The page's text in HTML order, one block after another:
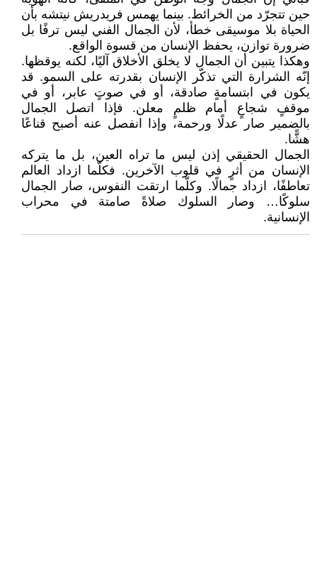
حين تتجرّد من الخرائط. بينما يهمس فريدريش نيتشه بأن
الحياة بلا موسيقى خطأ، لأن الجمال الفني ليس ترفًا بل
ضرورة توازن، يحفظ الإنسان من قسوة الواقع.
وهكذا يتبين أن الجمال لا يخلق الأخلاق آليًا، لكنه يوقظها.
إنّه الشرارة التي تذكّر الإنسان بقدرته على السمو. قد
يكون في ابتسامةٍ صادقة، أو في صوتٍ عابر، أو في
موقفٍ شجاعٍ أمام ظلمٍ معلن. فإذا اتصل الجمال
بالضمير صار عدلًا ورحمة، وإذا انفصل عنه أصبح قناعًا
هشًّا.
الجمال الحقيقي إذن ليس ما تراه العين، بل ما يتركه
الإنسان من أثرٍ في قلوب الآخرين. فكلّما ازداد العالم
تعاطفًا، ازداد جمالًا. وكلّما ارتقت النفوس، صار الجمال
سلوكًا… وصار السلوك صلاةً صامتة في محراب
الإنسانية.